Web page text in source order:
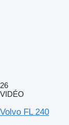
26
VIDÉO
Volvo FL 240